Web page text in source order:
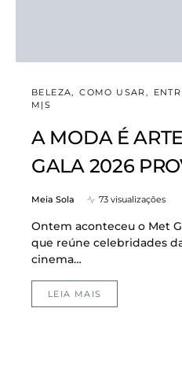
BELEZA COMO USAR
M|S
A MODA É
GALA 2026
Meia Sola 73 visualizações
Ontem aconteceu o Met
que reúne celebridades
cinema…
LEIA MAIS